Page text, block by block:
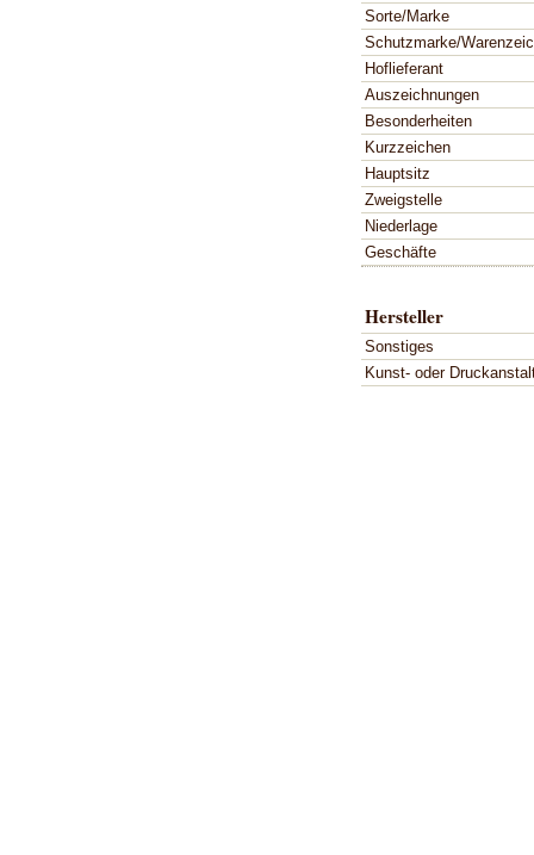
Sorte/Marke
Schutzmarke/
Hoflieferant
Auszeichnungen
Besonderheiten
Kurzzeichen
Hauptsitz
Zweigstelle
Niederlage
Geschäfte
Hersteller
Sonstiges
Kunst- oder